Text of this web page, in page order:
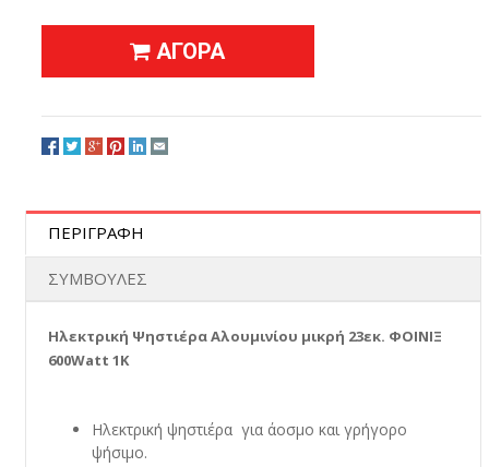
ΑΓΟΡΑ
ΠΕΡΙΓΡΑΦΗ
ΣΥΜΒΟΥΛΕΣ
Ηλεκτρική Ψηστιέρα Αλουμινίου μικρή 23εκ. ΦΟΙΝΙΞ
600Watt 1K
Ηλεκτρική ψηστιέρα για άοσμο και γρήγορο
ψήσιμο.